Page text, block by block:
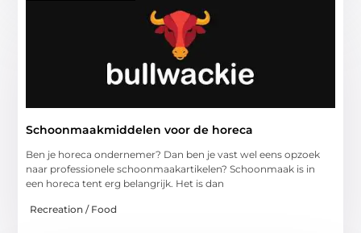
Schoonmaakmiddelen voor de horeca
Ben je horeca ondernemer? Dan ben je vast wel eens opzoek
naar professionele schoonmaakartikelen? Schoonmaak is in
een horeca tent erg belangrijk. Het is dan
Recreation / Food